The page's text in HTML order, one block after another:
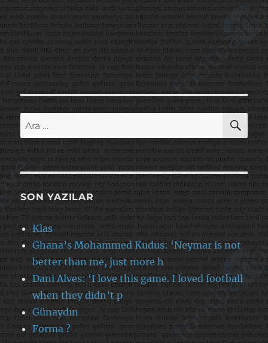
Ara:
SON YAZILAR
Klas
Ghana’s Mohammed Kudus: ‘Neymar is not
better than me, just more h
Dani Alves: ‘I love this game. I loved football
when they didn’t p
Günaydın
Forma ?